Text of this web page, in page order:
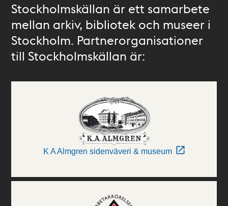
Stockholmskällan är ett samarbete
mellan arkiv, bibliotek och museer i
Stockholm. Partnerorganisationer
till Stockholmskällan är:
K A Almgren sidenväveri & museum